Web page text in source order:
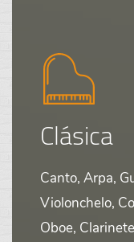
Clásica
Canto, Arpa,
Violonchelo,
Oboe,